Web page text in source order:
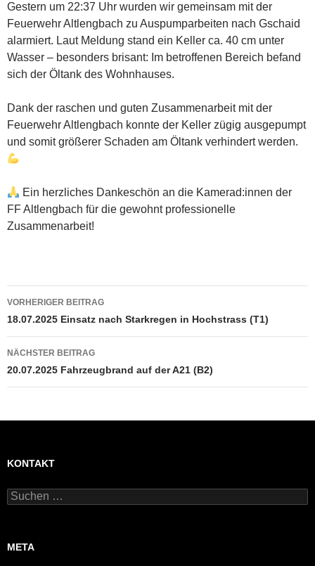
Gestern um 22:37 Uhr wurden wir gemeinsam mit der
Feuerwehr Altlengbach zu Auspumparbeiten nach Gschaid
alarmiert. Laut Meldung stand ein Keller ca. 40 cm unter
Wasser – besonders brisant: Im betroffenen Bereich befand
sich der Öltank des Wohnhauses.
Dank der raschen und guten Zusammenarbeit mit der
Feuerwehr Altlengbach konnte der Keller zügig ausgepumpt
und somit größerer Schaden am Öltank verhindert werden.
Ein herzliches Dankeschön an die Kamerad:innen der
FF Altlengbach für die gewohnt professionelle
Zusammenarbeit!
Beitragsnavigation
VORHERIGER BEITRAG
18.07.2025 Einsatz nach Starkregen in Hochstrass (T1)
NÄCHSTER BEITRAG
20.07.2025 Fahrzeugbrand auf der A21 (B2)
KONTAKT
Suchen
nach:
META